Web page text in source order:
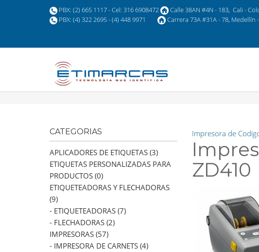
PBX: (2) 665 1117 - Cel: 316 6908472
Calle 38AN #4N - 183, Cali -
PBX: (4) 322 2695 - (4) 448 9971
Carrera 73A #31A - 78, Medellín
Impresora de
ZD410
CATEGORIAS
APLICADORES DE ETIQUETAS (3)
ETIQUETAS PERSONALIZADAS PARA
PRODUCTOS (0)
ETIQUETEADORAS Y FLECHADORAS
(9)
- ETIQUETEADORAS (7)
- FLECHADORAS (2)
IMPRESORAS (57)
- IMPRESORA DE CARNETS (4)